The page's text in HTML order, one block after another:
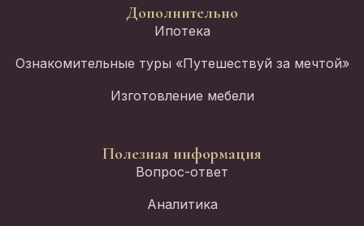
Дополнительно
Ипотека
Ознакомительные туры «Путешествуй за мечтой»
Изготовление мебели
Полезная информация
Вопрос-ответ
Аналитика